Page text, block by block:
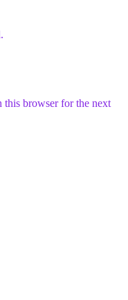
this browser for the next